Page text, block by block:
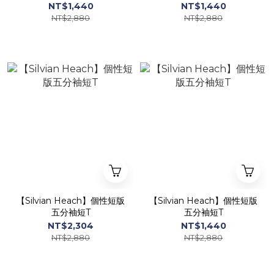
NT$1,440
NT$2,880
NT$1,440
NT$2,880
【Silvian Heach】個性短版
五分袖短T
NT$2,304
NT$2,880
【Silvian Heach】個性短版
五分袖短T
NT$1,440
NT$2,880